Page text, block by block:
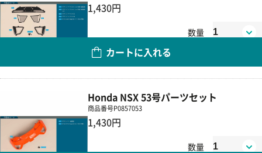
1,430円
数量
カートに入れる
Honda NSX 53号パーツセット
商品番号P0857053
1,430円
数量